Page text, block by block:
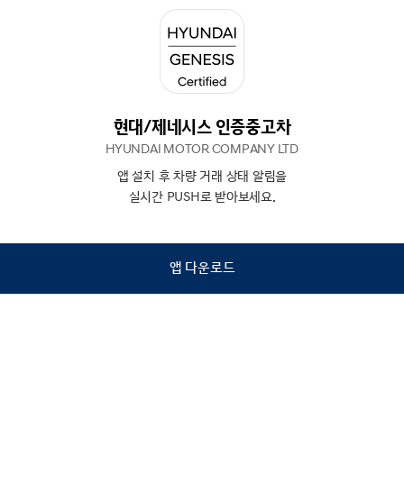
검색
현대/제네시스 인증중고차
HYUNDAI MOTOR COMPANY LTD
앱 설치 후 차량 거래 상태 알림을
실시간 PUSH로 받아보세요.
앱 다운로드